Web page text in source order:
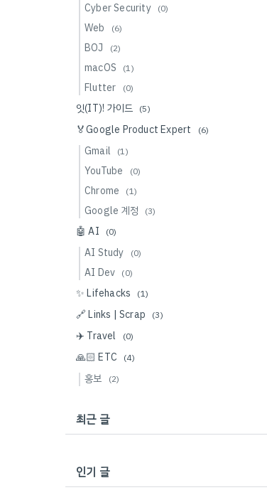
Cyber Security (0)
Web (6)
BOJ (2)
macOS (1)
Flutter (0)
잇(IT)! 가이드 (5)
🏅Google Product Expert (6)
Gmail (1)
YouTube (0)
Chrome (1)
Google 계정 (3)
🤖 AI (0)
AI Study (0)
AI Dev (0)
✨ Lifehacks (1)
🔗 Links | Scrap (3)
✈️ Travel (0)
🙏🏻 ETC (4)
홍보 (2)
최근 글
인기 글